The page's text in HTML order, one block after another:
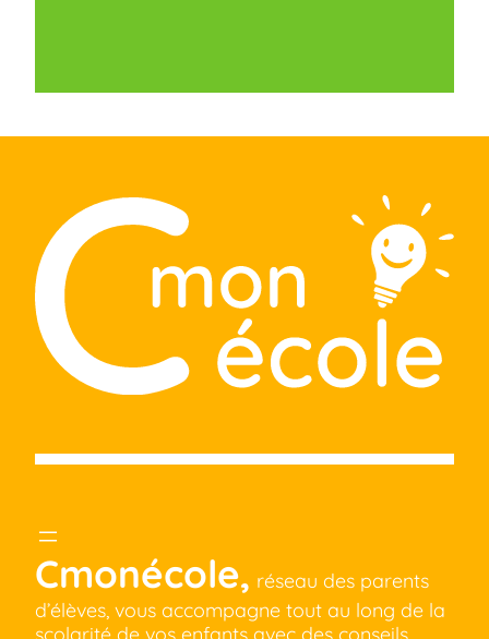
Cmonécole, réseau des parents
d’élèves, vous accompagne tout au long de la
scolarité de vos enfants avec des conseils